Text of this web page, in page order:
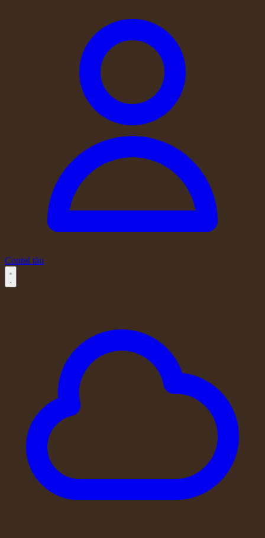
Contul tău